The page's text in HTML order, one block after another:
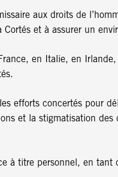
aux droits de
et à assurer un
en Italie, en
efforts concertés pour
et la stigmatisation
à titre personnel, en tant